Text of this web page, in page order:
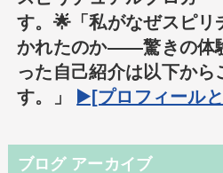
す。🌟「私がなぜスピリ
かれたのか――驚きの体
った自己紹介は以下から
す。」 ▶️[プロフィール
ブログ アーカイブ